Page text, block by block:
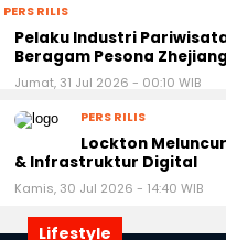
PERS RILIS
Pelaku Industri
Beragam Pesona Zhejiang
Jumat, 31 Jul 2026 - 00:10 WIB
PERS RILIS
Lockton
& Infrastruktur Digital
Kamis, 30 Jul 2026 - 14:40 WIB
Lifestyle